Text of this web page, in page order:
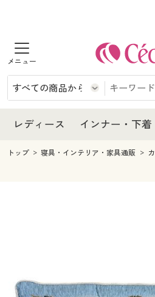
商品を探す
レディース
レディースファッション
インナー・下着
インナー・下着通販すべて
メンズ
キッチン・雑貨・日用品
家具・収納
美容・健康通販すべて
制服・スクール
レディース インナー・下着
レディース
レディース通販すべて
レディースファッション
インナー・下着
インナー・下着通販すべて
メンズ
寝具・ベッド
美容・健康・サプリメント
制服・スクールすべて
大きいサイズ
トップ 寝具・インテリア・家具通販